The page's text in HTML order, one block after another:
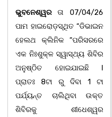
ଭୁବନେଶ୍ୱର ତା 07/04/26
ପାମ ହାଇରୋଡ଼ସ୍ଥିତ “ଡିଭାଇନ
ହେଲଥ କ୍ଲିନିକ “ପରିସରରେ
ଏକ ନିଃଶୁକ୍ଳ ସ୍ୱାସ୍ଥ୍ୟ ଶିବିର
ଅନୁଷ୍ଠିତ ହୋଇଯାଇଛି l
ପ୍ରାତଃ 8ଟା ରୁ ଦିବା 1 ଟା
ପର୍ଯ୍ୟନ୍ତ ଚାଲିଥିବା ଉକ୍ତ
ଶିବିରକୁ ଶୀଧେଶ୍ୱର